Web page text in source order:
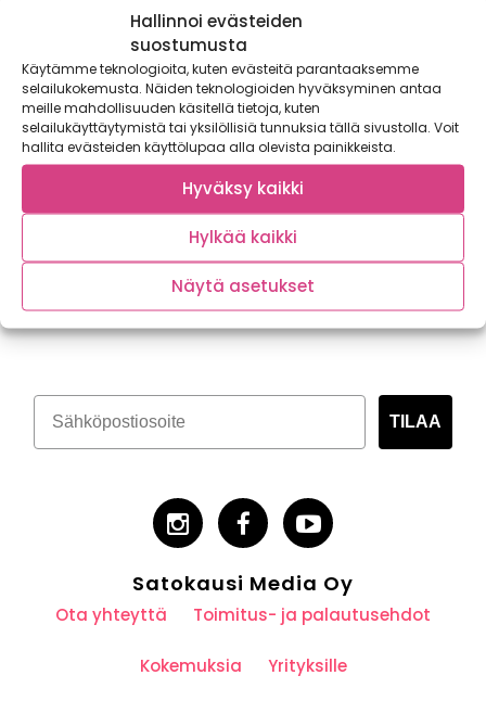
Hallinnoi evästeiden
suostumusta
Käytämme teknologioita, kuten evästeitä parantaaksemme
selailukokemusta. Näiden teknologioiden hyväksyminen antaa
meille mahdollisuuden käsitellä tietoja, kuten
selailukäyttäytymistä tai yksilöllisiä tunnuksia tällä sivustolla. Voit
hallita evästeiden käyttölupaa alla olevista painikkeista.
Hyväksy kaikki
Hylkää kaikki
Näytä asetukset
Appelsiinia ja meheviä ankankoipia! Appelsiinilla,
valkosipulilla ja viisimausteella maustetut koivet tarjoillaan
ankanrasvassa kypsennettyjen...
Tilaa kasvispitoinen uutiskirje
TILAA
Satokausi Media Oy
Ota yhteyttä Toimitus- ja palautusehdot
Kokemuksia Yrityksille